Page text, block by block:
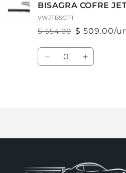
BISAGRA COFRE
VWJTBSC111
Precio
habitual
$ 554.00
Precio
de
oferta
$ 509.00/
Cantidad
Reducir
Aumentar